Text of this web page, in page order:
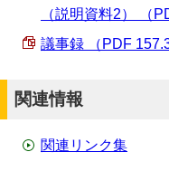
（説明資料2） （
議事録 （PDF 157.3
関連情報
関連リンク集